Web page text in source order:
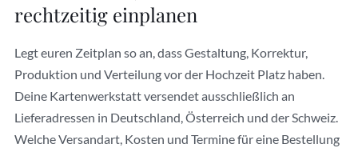
rechtzeitig einplanen
Legt euren Zeitplan so an, dass Gestaltung, Korrektur,
Produktion und Verteilung vor der Hochzeit Platz haben.
Deine Kartenwerkstatt versendet ausschließlich an
Lieferadressen in Deutschland, Österreich und der Schweiz.
Welche Versandart, Kosten und Termine für eine Bestellung